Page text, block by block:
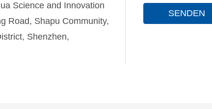
Science and Innovation
Road, Shapu Community,
Shenzhen,
SENDEN